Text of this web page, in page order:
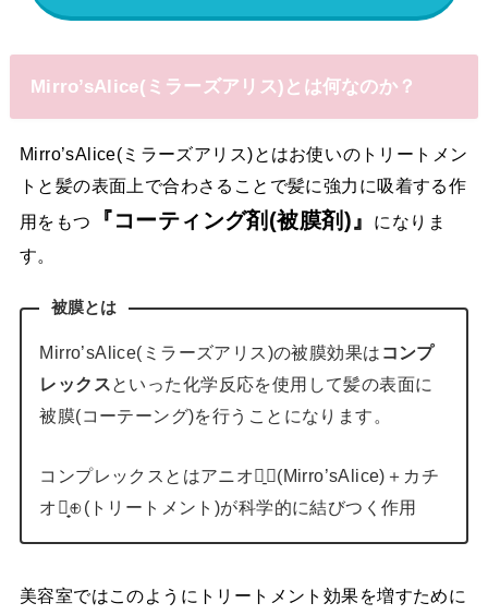
Mirro’sAlice(ミラーズアリス)とは何なのか？
Mirro’sAlice(ミラーズアリス)とはお使いのトリートメン
トと髪の表面上で合わさることで髪に強力に吸着する作
用をもつ
『コーティング剤(被膜剤)』
になりま
す。
被膜とは
Mirro’sAlice(ミラーズアリス)の被膜効果は コンプ
レックスといった化学反応を使用して髪の表面に
被膜(コーテーング)を行うことになります。
コンプレックスとはアニオン̠⊖(Mirro’sAlice)＋カチ
オン̟⊕(トリートメント)が科学的に結びつく作用
美容室ではこのようにトリートメント効果を増すために